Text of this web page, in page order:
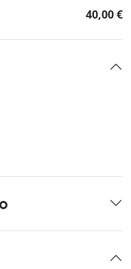
40,00 €